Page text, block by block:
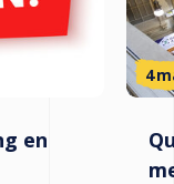
en
4